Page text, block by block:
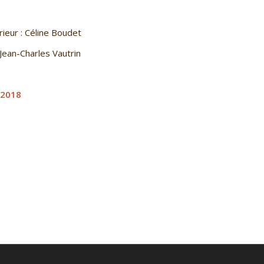
: Céline Boudet
Charles Vautrin